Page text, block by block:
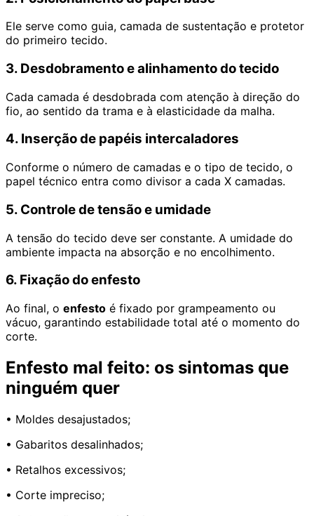
Ele serve como guia, camada de sustentação e protetor
do primeiro tecido.
3. Desdobramento e alinhamento do tecido
Cada camada é desdobrada com atenção à direção do
fio, ao sentido da trama e à elasticidade da malha.
4. Inserção de papéis intercaladores
Conforme o número de camadas e o tipo de tecido, o
papel técnico entra como divisor a cada X camadas.
5. Controle de tensão e umidade
A tensão do tecido deve ser constante. A umidade do
ambiente impacta na absorção e no encolhimento.
6. Fixação do enfesto
Ao final, o enfesto é fixado por grampeamento ou
vácuo, garantindo estabilidade total até o momento do
corte.
Enfesto mal feito: os sintomas que
ninguém quer
• Moldes desajustados;
• Gabaritos desalinhados;
• Retalhos excessivos;
• Corte impreciso;